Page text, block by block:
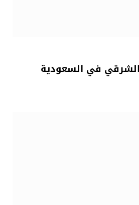
في السعودية